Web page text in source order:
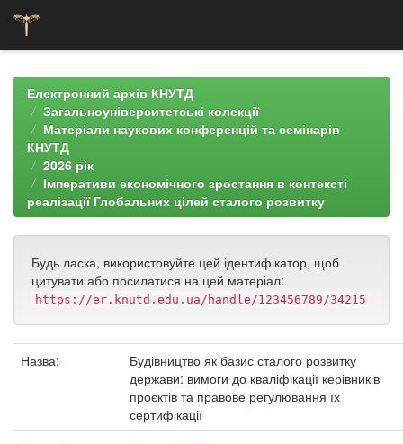
navigationЕлектронний архів КНУТД
Загальноуніверситетські колекції
Матеріали наукових конференцій та семінарів
КНУТД
2026 рік
Імперативи економічного зростання в контексті
реалізації Глобальних цілей сталого розвитку
Будь ласка, використовуйте цей ідентифікатор, щоб
цитувати або посилатися на цей матеріал:
https://er.knutd.edu.ua/handle/123456789/34215
Назва:
Будівництво як базис сталого розвитку
держави: вимоги до кваліфікації керівників
проєктів та правове регулювання їх
сертифікації